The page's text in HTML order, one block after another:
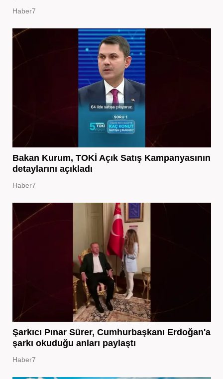
Haber7
Bakan Kurum, TOKİ Açık Satış Kampanyasının
detaylarını açıkladı
Haber7
Şarkıcı Pınar Sürer, Cumhurbaşkanı Erdoğan'a
şarkı okuduğu anları paylaştı
Haber7